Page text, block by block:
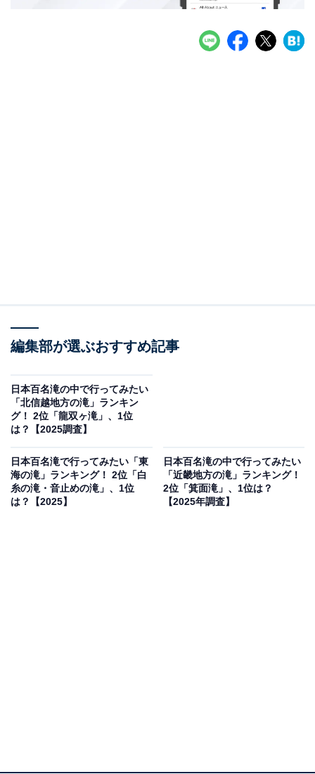
編集部が選ぶおすすめ記事
日本百名滝の中で行ってみたい
「北信越地方の滝」ランキン
グ！ 2位「龍双ヶ滝」、1位
は？【2025調査】
日本百名滝で行ってみたい「東
海の滝」ランキング！ 2位「白
糸の滝・音止めの滝」、1位
は？【2025】
日本百名滝の中で行ってみたい
「近畿地方の滝」ランキング！
2位「箕面滝」、1位は？
【2025年調査】